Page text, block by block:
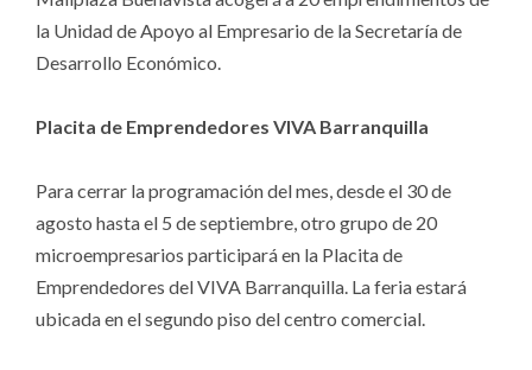
la Unidad de Apoyo al Empresario de la Secretaría de
Desarrollo Económico.
Placita de Emprendedores VIVA Barranquilla
Para cerrar la programación del mes, desde el 30 de
agosto hasta el 5 de septiembre, otro grupo de 20
microempresarios participará en la Placita de
Emprendedores del VIVA Barranquilla. La feria estará
ubicada en el segundo piso del centro comercial.